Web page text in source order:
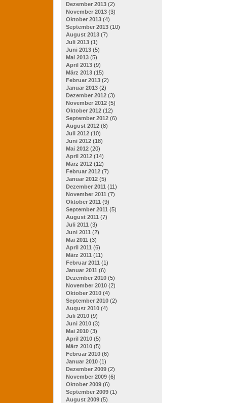
Dezember 2013 (2)
November 2013 (3)
Oktober 2013 (4)
September 2013 (10)
August 2013 (7)
Juli 2013 (1)
Juni 2013 (5)
Mai 2013 (5)
April 2013 (9)
März 2013 (15)
Februar 2013 (2)
Januar 2013 (2)
Dezember 2012 (3)
November 2012 (5)
Oktober 2012 (12)
September 2012 (6)
August 2012 (8)
Juli 2012 (10)
Juni 2012 (18)
Mai 2012 (20)
April 2012 (14)
März 2012 (12)
Februar 2012 (7)
Januar 2012 (5)
Dezember 2011 (11)
November 2011 (7)
Oktober 2011 (9)
September 2011 (5)
August 2011 (7)
Juli 2011 (3)
Juni 2011 (2)
Mai 2011 (3)
April 2011 (6)
März 2011 (11)
Februar 2011 (1)
Januar 2011 (6)
Dezember 2010 (5)
November 2010 (2)
Oktober 2010 (4)
September 2010 (2)
August 2010 (4)
Juli 2010 (9)
Juni 2010 (3)
Mai 2010 (3)
April 2010 (5)
März 2010 (5)
Februar 2010 (6)
Januar 2010 (1)
Dezember 2009 (2)
November 2009 (6)
Oktober 2009 (6)
September 2009 (1)
August 2009 (5)